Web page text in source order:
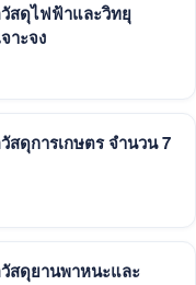
สดุไฟฟ้าและวิทยุ
าะจง
สดุการเกษตร จำนวน 7
สดุยานพาหนะและ